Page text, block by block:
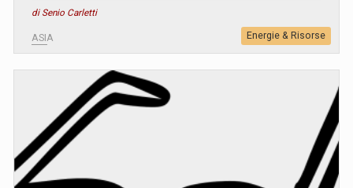
di Senio Carletti
ASIA Energie & Risorse